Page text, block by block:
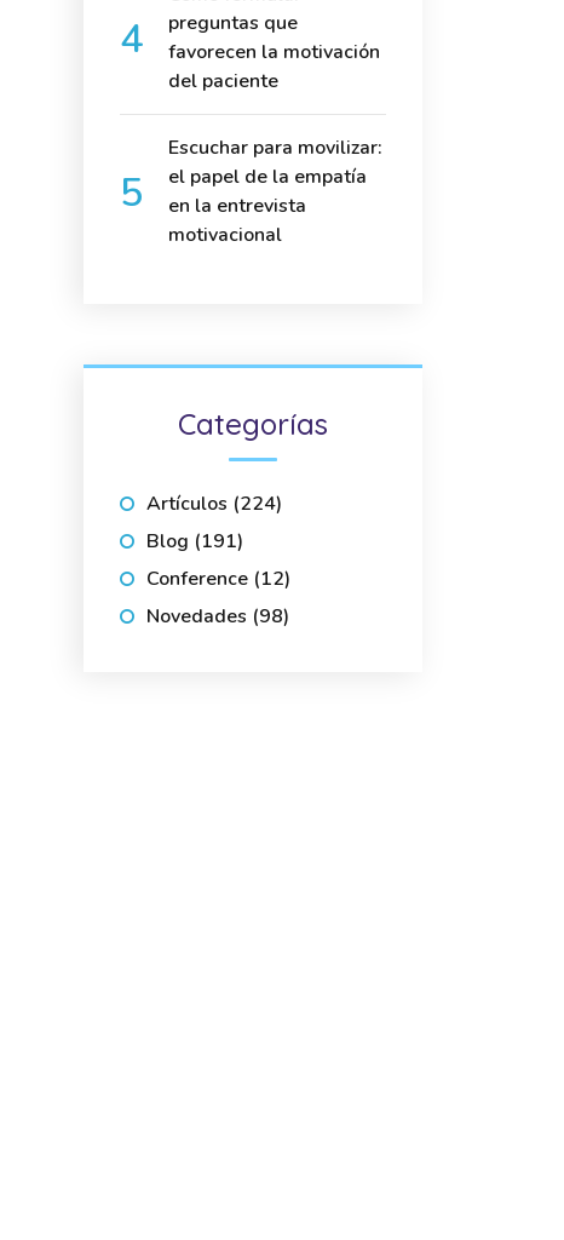
preguntas que
favorecen la motivación
del paciente
Escuchar para movilizar:
el papel de la empatía
en la entrevista
motivacional
Categorías
Artículos (224)
Blog (191)
Conference (12)
Novedades (98)